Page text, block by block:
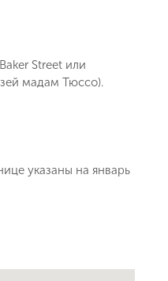
Street или
мадам Тюссо).
указаны на январь